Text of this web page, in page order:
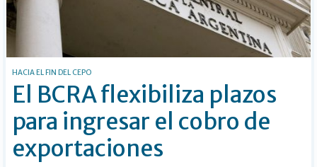
HACIA EL FIN DEL CEPO
El BCRA flexibiliza plazos
para ingresar el cobro de
exportaciones